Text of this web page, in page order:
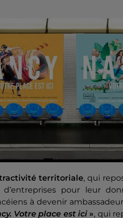
territoriale, qui
pour leur
à devenir
Votre place est ici », qui